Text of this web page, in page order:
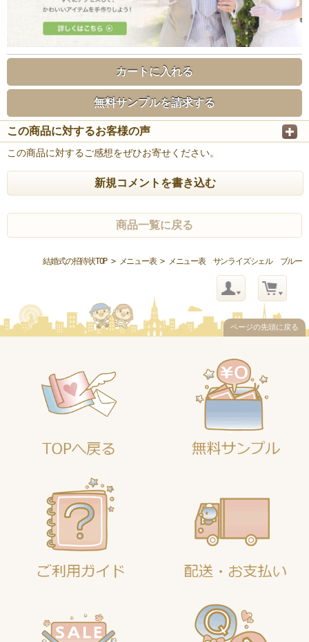
カートに入れる
無料サンプルを請求する
この商品に対するお客様の声
この商品に対するご感想をぜひお寄せください。
新規コメントを書き込む
商品一覧に戻る
結婚式の招待状TOP> メニュー表> メニュー表 サンライズシェル ブルー
ページの先頭に戻る